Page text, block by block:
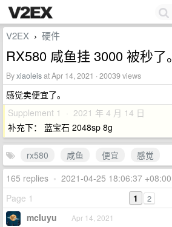
V2EX › 硬件
RX580 咸鱼挂 3000 被秒了。
Byxiaoleisat Apr 14, 2021 · 20039 views
感觉卖便宜了。
Supplement 1 · 2021 年 4 月 14 日
补充下： 蓝宝石 2048sp 8g
rx580 咸鱼 便宜
感觉
165 replies • 2021-04-25 18:06:37 +08:00
Page 1
1 2
mcluyu Apr 14, 2021